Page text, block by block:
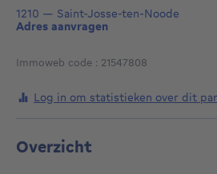
1210 — Saint-Josse-ten-Noode
Adres aanvragen
Immoweb code : 21547808
Log in om statistieken over dit
Overzicht